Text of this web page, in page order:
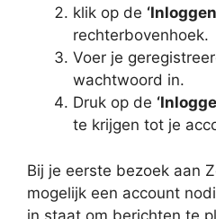
klik op de
rechterbovenhoek.
Voer je
wachtwoord in.
Druk op de
te krijgen tot je
Bij je eerste bezoek aan
mogelijk een account
in staat om berichten te